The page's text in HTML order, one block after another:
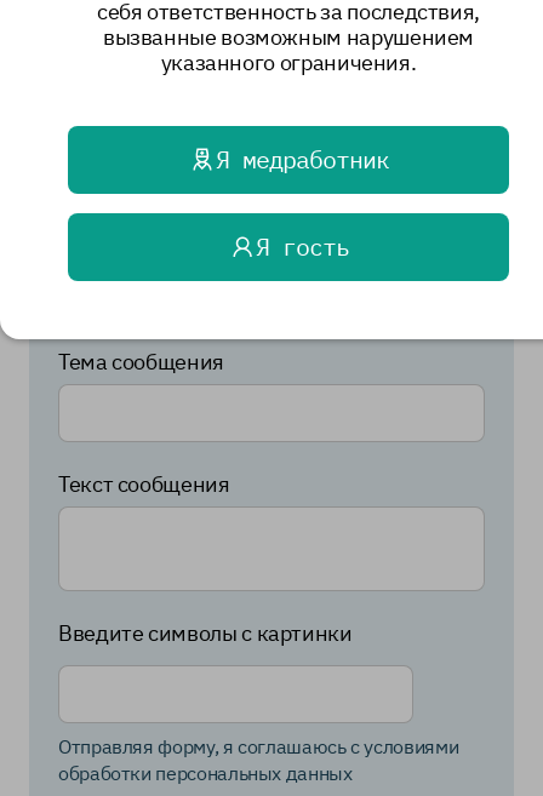
Электронная почта
Тема сообщения
Текст сообщения
Введите символы с картинки
Отправляя форму, я соглашаюсь с условиями
обработки персональных данных
себя ответственность за последствия,
вызванные возможным нарушением
указанного ограничения.
Я медработник
Я гость